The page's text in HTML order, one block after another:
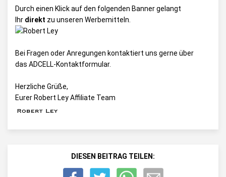
Durch einen Klick auf den folgenden Banner gelangt
Ihr direkt zu unseren Werbemitteln.
Bei Fragen oder Anregungen kontaktiert uns gerne über
das ADCELL-Kontaktformular.
Herzliche Grüße,
Eurer Robert Ley Affiliate Team
DIESEN BEITRAG TEILEN: